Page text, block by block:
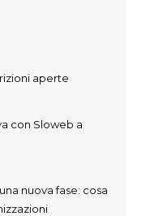
aperte
con Sloweb a
nuova fase: cosa